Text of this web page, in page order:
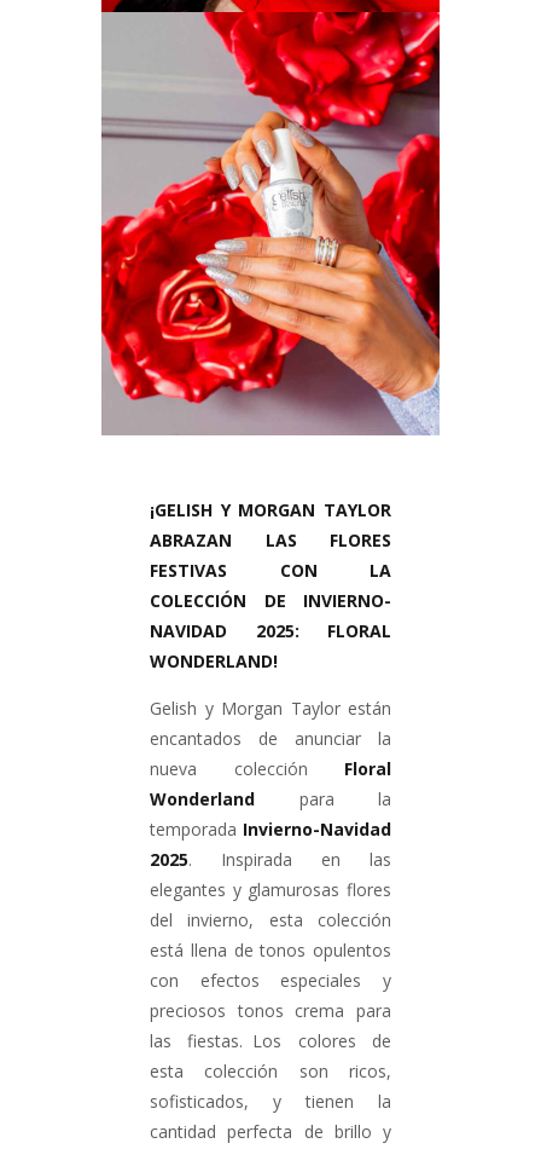
¡GELISH Y MORGAN TAYLOR
ABRAZAN LAS FLORES
FESTIVAS CON LA
COLECCIÓN DE INVIERNO-
NAVIDAD 2025: FLORAL
WONDERLAND!
Gelish y Morgan Taylor están
encantados de anunciar la
nueva colección Floral
Wonderland para la
temporada Invierno-Navidad
2025. Inspirada en las
elegantes y glamurosas flores
del invierno, esta colección
está llena de tonos opulentos
con efectos especiales y
preciosos tonos crema para
las fiestas. Los colores de
esta colección son ricos,
sofisticados, y tienen la
cantidad perfecta de brillo y